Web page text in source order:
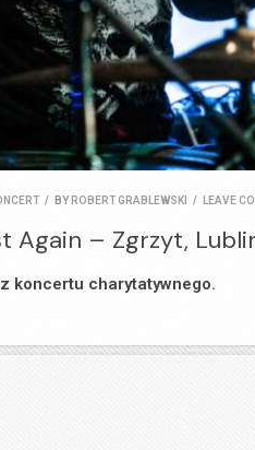
/ BY ROBERT GRABLEWSKI / LEAVE
Again – Zgrzyt,
koncertu charytatywnego.